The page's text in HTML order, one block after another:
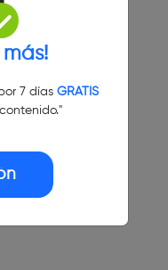
más!
7 días GRATIS